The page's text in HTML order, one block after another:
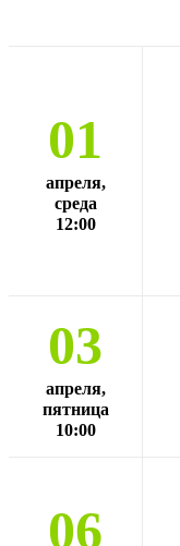
01
апреля,
среда
12:00
03
апреля,
пятница
10:00
06